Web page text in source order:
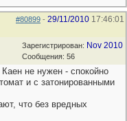
#80899 - 29/11/2010 17:46:01
Зарегистрирован: Nov 2010
Сообщения: 56
не нужен - спокойно
и с затонированными
что без вредных